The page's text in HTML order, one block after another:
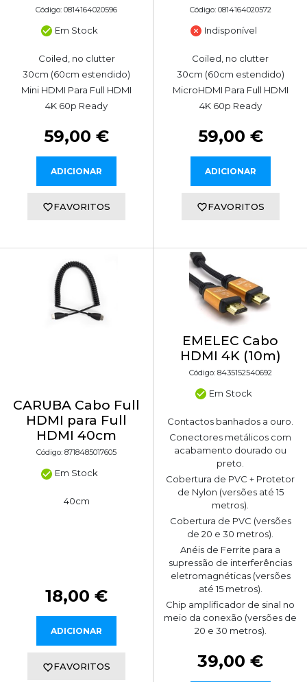
Código: 0814164020596
Em Stock
Coiled, no clutter
30cm (60cm estendido)
Mini HDMI Para Full HDMI
4K 60p Ready
59,00 €
ADICIONAR
FAVORITOS
Código: 0814164020572
Indisponível
Coiled, no clutter
30cm (60cm estendido)
MicroHDMI Para Full HDMI
4K 60p Ready
59,00 €
ADICIONAR
FAVORITOS
CARUBA Cabo Full
HDMI para Full
HDMI 40cm
Código: 8718485017605
Em Stock
40cm
18,00 €
ADICIONAR
FAVORITOS
EMELEC Cabo
HDMI 4K (10m)
Código: 8435152540692
Em Stock
Contactos banhados a ouro.
Conectores metálicos com
acabamento dourado ou
preto.
Cobertura de PVC + Protetor
de Nylon (versões até 15
metros).
Cobertura de PVC (versões
de 20 e 30 metros).
Anéis de Ferrite para a
supressão de interferências
eletromagnéticas (versões
até 15 metros).
Chip amplificador de sinal no
meio da conexão (versões de
20 e 30 metros).
39,00 €